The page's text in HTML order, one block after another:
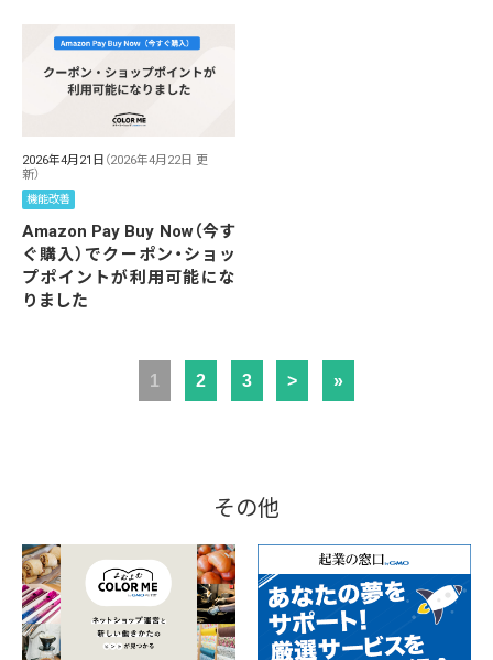
2026年4月21日 （2026年4月22日 更
新）
機能改善
Amazon Pay Buy Now（今す
ぐ購入）でクーポン・ショッ
プポイントが利用可能にな
りました
1 2 3 > »
その他